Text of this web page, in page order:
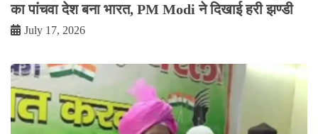
का पांचवा देश बना भारत, PM Modi ने दिखाई हरी झण्डी
July 17, 2026